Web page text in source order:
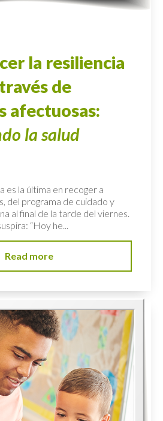
la resiliencia
de
afectuosas:
la salud
es la última en recoger a
del programa de cuidado y
al final de la tarde del viernes.
“Hoy he...
Read more